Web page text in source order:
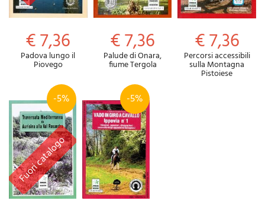
€ 7,36
Padova lungo il
Piovego
€ 7,36
Palude di Onara,
fiume Tergola
€ 7,36
Percorsi accessibili
sulla Montagna
Pistoiese
-5% -5%